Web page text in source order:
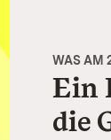
WAS AM
Ein
die